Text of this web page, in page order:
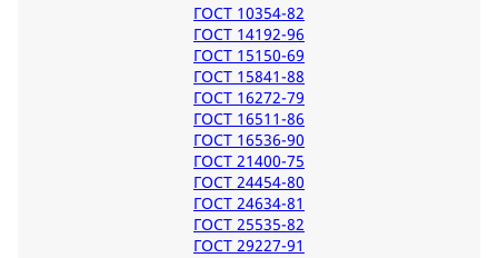
ГОСТ 10354-82
ГОСТ 14192-96
ГОСТ 15150-69
ГОСТ 15841-88
ГОСТ 16272-79
ГОСТ 16511-86
ГОСТ 16536-90
ГОСТ 21400-75
ГОСТ 24454-80
ГОСТ 24634-81
ГОСТ 25535-82
ГОСТ 29227-91